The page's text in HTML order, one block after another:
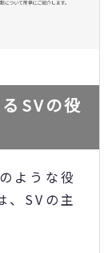
SVの役
ような役
、SVの主